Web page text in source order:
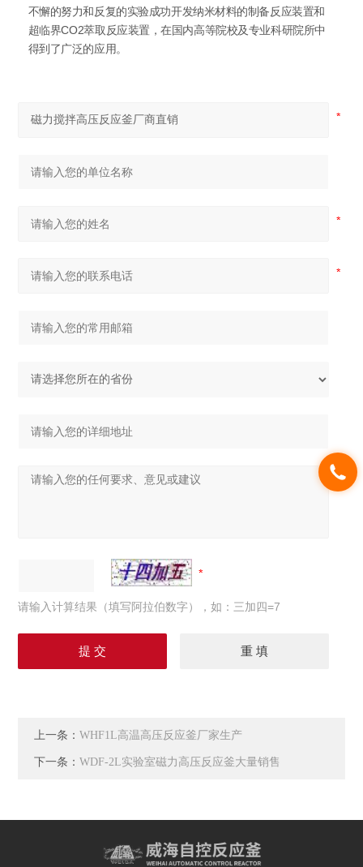
不懈的努力和反复的实验成功开发纳米材料的制备反应装置和
超临界CO2萃取反应装置，在国内高等院校及专业科研院所中
得到了广泛的应用。
请输入计算结果（填写阿拉伯数字），如：三加四=7
上一条：WHF1L高温高压反应釜厂家生产
下一条：WDF-2L实验室磁力高压反应釜大量销售